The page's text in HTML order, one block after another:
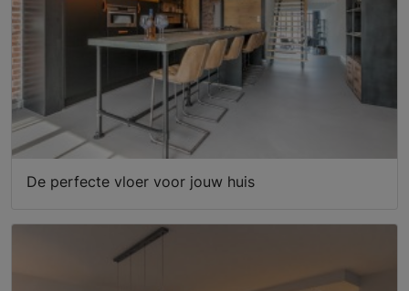
De perfecte vloer voor jouw huis